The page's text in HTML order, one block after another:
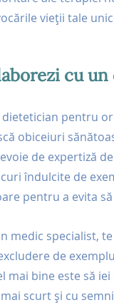
vieții tale
cu
pentru
obiceiuri
de expertiză
îndulcite de
pentru a evita
medic specialist,
de
mai bine este să
scurt și cu